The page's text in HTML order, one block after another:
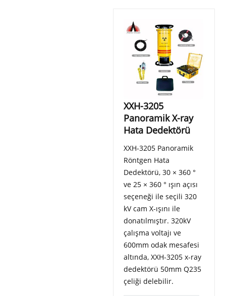
XXH-3205
Panoramik X-ray
Hata Dedektörü
XXH-3205 Panoramik
Röntgen Hata
Dedektörü, 30 × 360 °
ve 25 × 360 ° ışın açısı
seçeneği ile seçili 320
kV cam X-ışını ile
donatılmıştır. 320kV
çalışma voltajı ve
600mm odak mesafesi
altında, XXH-3205 x-ray
dedektörü 50mm Q235
çeliği delebilir.